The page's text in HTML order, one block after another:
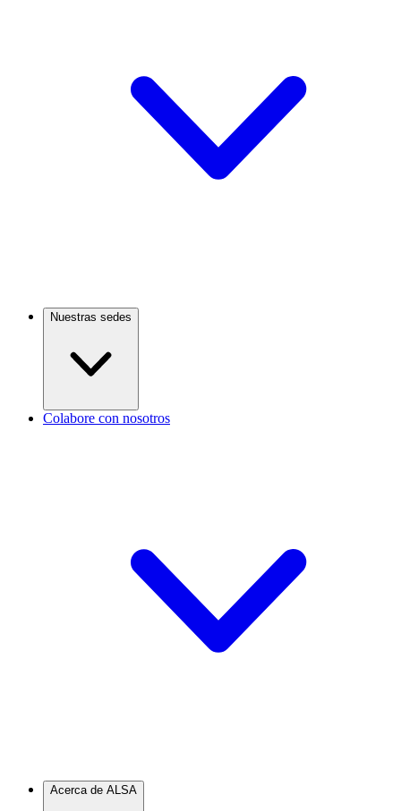
Nuestras sedes
Colabore con nosotros
Acerca de ALSA